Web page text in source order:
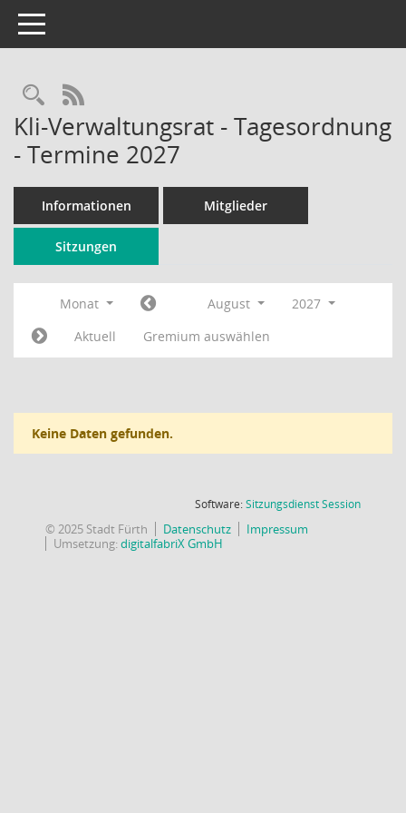
Toggle navigation
Rechercheauswahl
RSS-Feed
Kli-Verwaltungsrat - Tagesordnung
- Termine 2027
Informationen Mitglieder
Sitzungen
Monat August
2027
Aktuell
Gremium auswählen
Keine Daten gefunden.
Software:SitzungsdienstSession(Wird in
© 2025 Stadt Fürth Datenschutz
Impressum
Umsetzung:digitalfabriX GmbH